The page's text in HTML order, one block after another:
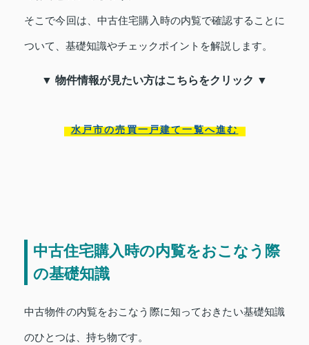
そこで今回は、中古住宅購入時の内覧で確認することに
ついて、基礎知識やチェックポイントを解説します。
▼ 物件情報が見たい方はこちらをクリック ▼
水戸市の売買一戸建て一覧へ進む
中古住宅購入時の内覧をおこなう際
の基礎知識
中古物件の内覧をおこなう際に知っておきたい基礎知識
のひとつは、持ち物です。